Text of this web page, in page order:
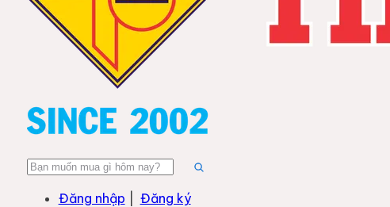
Đăng nhập Đăng ký